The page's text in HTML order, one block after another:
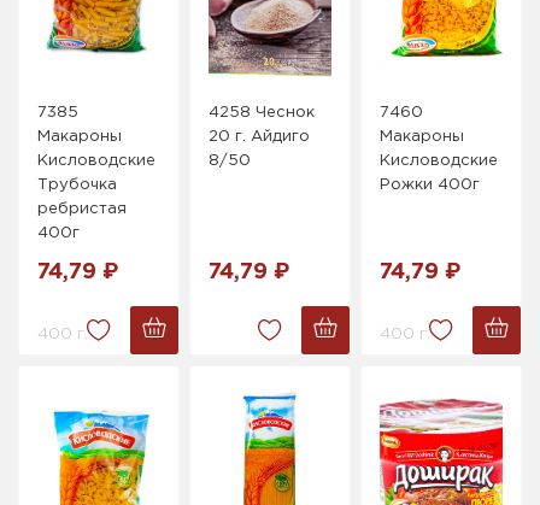
7385
Макароны
Кисловодские
Трубочка
ребристая
400г
74,79 ₽
400 г.
4258 Чеснок
20 г. Айдиго
8/50
74,79 ₽
7460
Макароны
Кисловодские
Рожки 400г
74,79 ₽
400 г.